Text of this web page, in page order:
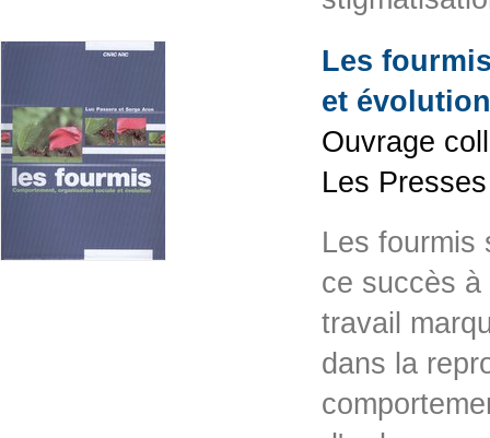
Les
et évolution
Ouvrage
Les
Les fourmis
ce succès
travail
dans la